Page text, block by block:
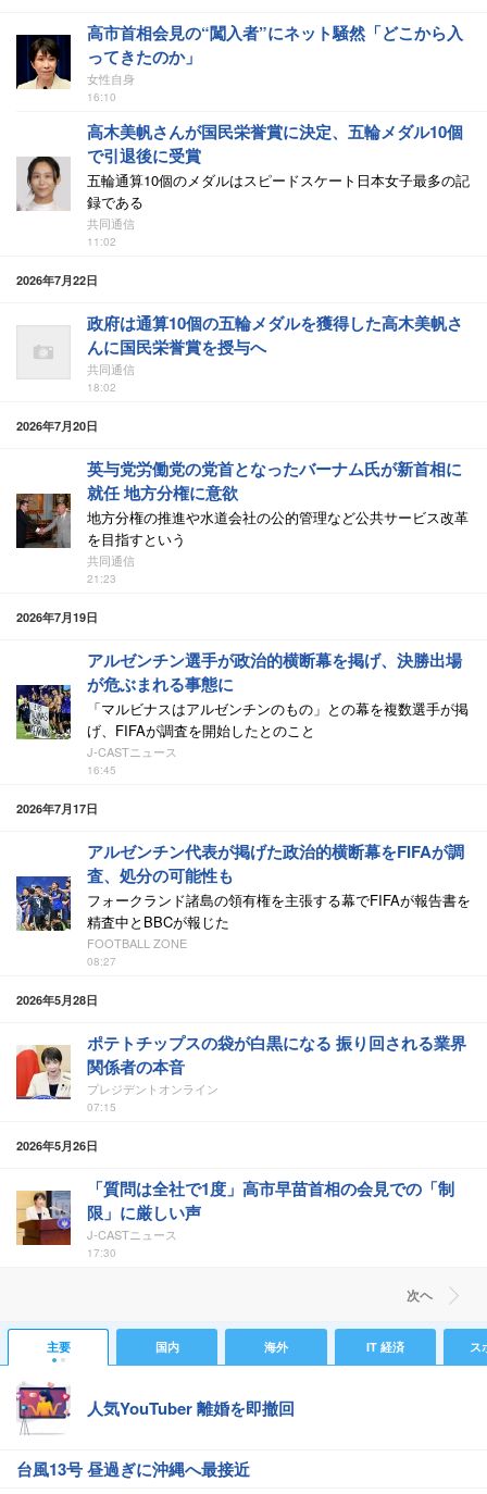
高市首相会見の“闖入者”にネット騒然「どこから入
ってきたのか」
女性自身
16:10
高木美帆さんが国民栄誉賞に決定、五輪メダル10個
で引退後に受賞
五輪通算10個のメダルはスピードスケート日本女子最多の記
録である
共同通信
11:02
2026年7月22日
政府は通算10個の五輪メダルを獲得した高木美帆さ
んに国民栄誉賞を授与へ
共同通信
18:02
2026年7月20日
英与党労働党の党首となったバーナム氏が新首相に
就任 地方分権に意欲
地方分権の推進や水道会社の公的管理など公共サービス改革
を目指すという
共同通信
21:23
2026年7月19日
アルゼンチン選手が政治的横断幕を掲げ、決勝出場
が危ぶまれる事態に
「マルビナスはアルゼンチンのもの」との幕を複数選手が掲
げ、FIFAが調査を開始したとのこと
J-CASTニュース
16:45
2026年7月17日
アルゼンチン代表が掲げた政治的横断幕をFIFAが調
査、処分の可能性も
フォークランド諸島の領有権を主張する幕でFIFAが報告書を
精査中とBBCが報じた
FOOTBALL ZONE
08:27
2026年5月28日
ポテトチップスの袋が白黒になる 振り回される業界
関係者の本音
プレジデントオンライン
07:15
2026年5月26日
「質問は全社で1度」高市早苗首相の会見での「制
限」に厳しい声
J-CASTニュース
17:30
次ヘ
主要 国内 海外 IT 経済 ス
人気YouTuber 離婚を即撤回
台風13号 昼過ぎに沖縄へ最接近